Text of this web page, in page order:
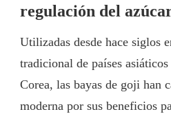
regulación del
Utilizadas desde hace siglos
tradicional de países
Corea, las bayas de goji han
moderna por sus beneficios